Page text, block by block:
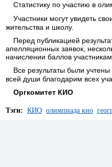
Статистику по участию в
Участники могут увидеть
жительства и школу.
Перед публикацией
апелляционных заявок,
начислении баллов
Все результаты были
всей души благодарим всех
Оргкомитет КИО
Тэги: КИО олимпиада кио